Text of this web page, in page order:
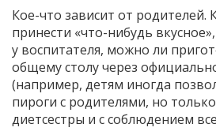
Кое-что зависит от родителей.
принести «что-нибудь
у воспитателя, можно ли
общему столу через
(например, детям иногда
пироги с родителями, но
диетсестры и с соблюдением